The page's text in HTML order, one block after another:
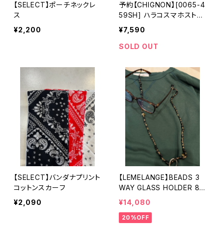
【SELECT】ポーチネックレ
ス
¥2,200
予約【CHIGNON】[0065-4
59SH] ハラコスマホストラ
ップ
¥7,590
SOLD OUT
【SELECT】バンダナプリント
コットンスカーフ
¥2,090
【LEMELANGE】BEADS 3
WAY GLASS HOLDER 86
1800
¥14,080
20%OFF